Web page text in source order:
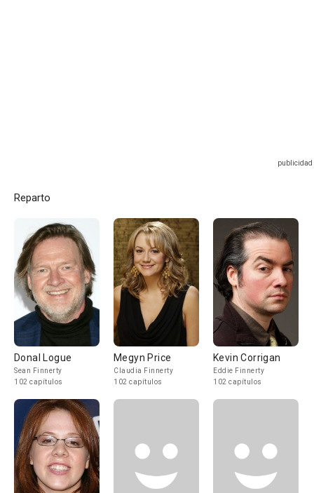
Reparto
Donal Logue
Sean Finnerty
102 capítulos
Megyn Price
Claudia Finnerty
102 capítulos
Kevin Corrigan
Eddie Finnerty
102 capítulos